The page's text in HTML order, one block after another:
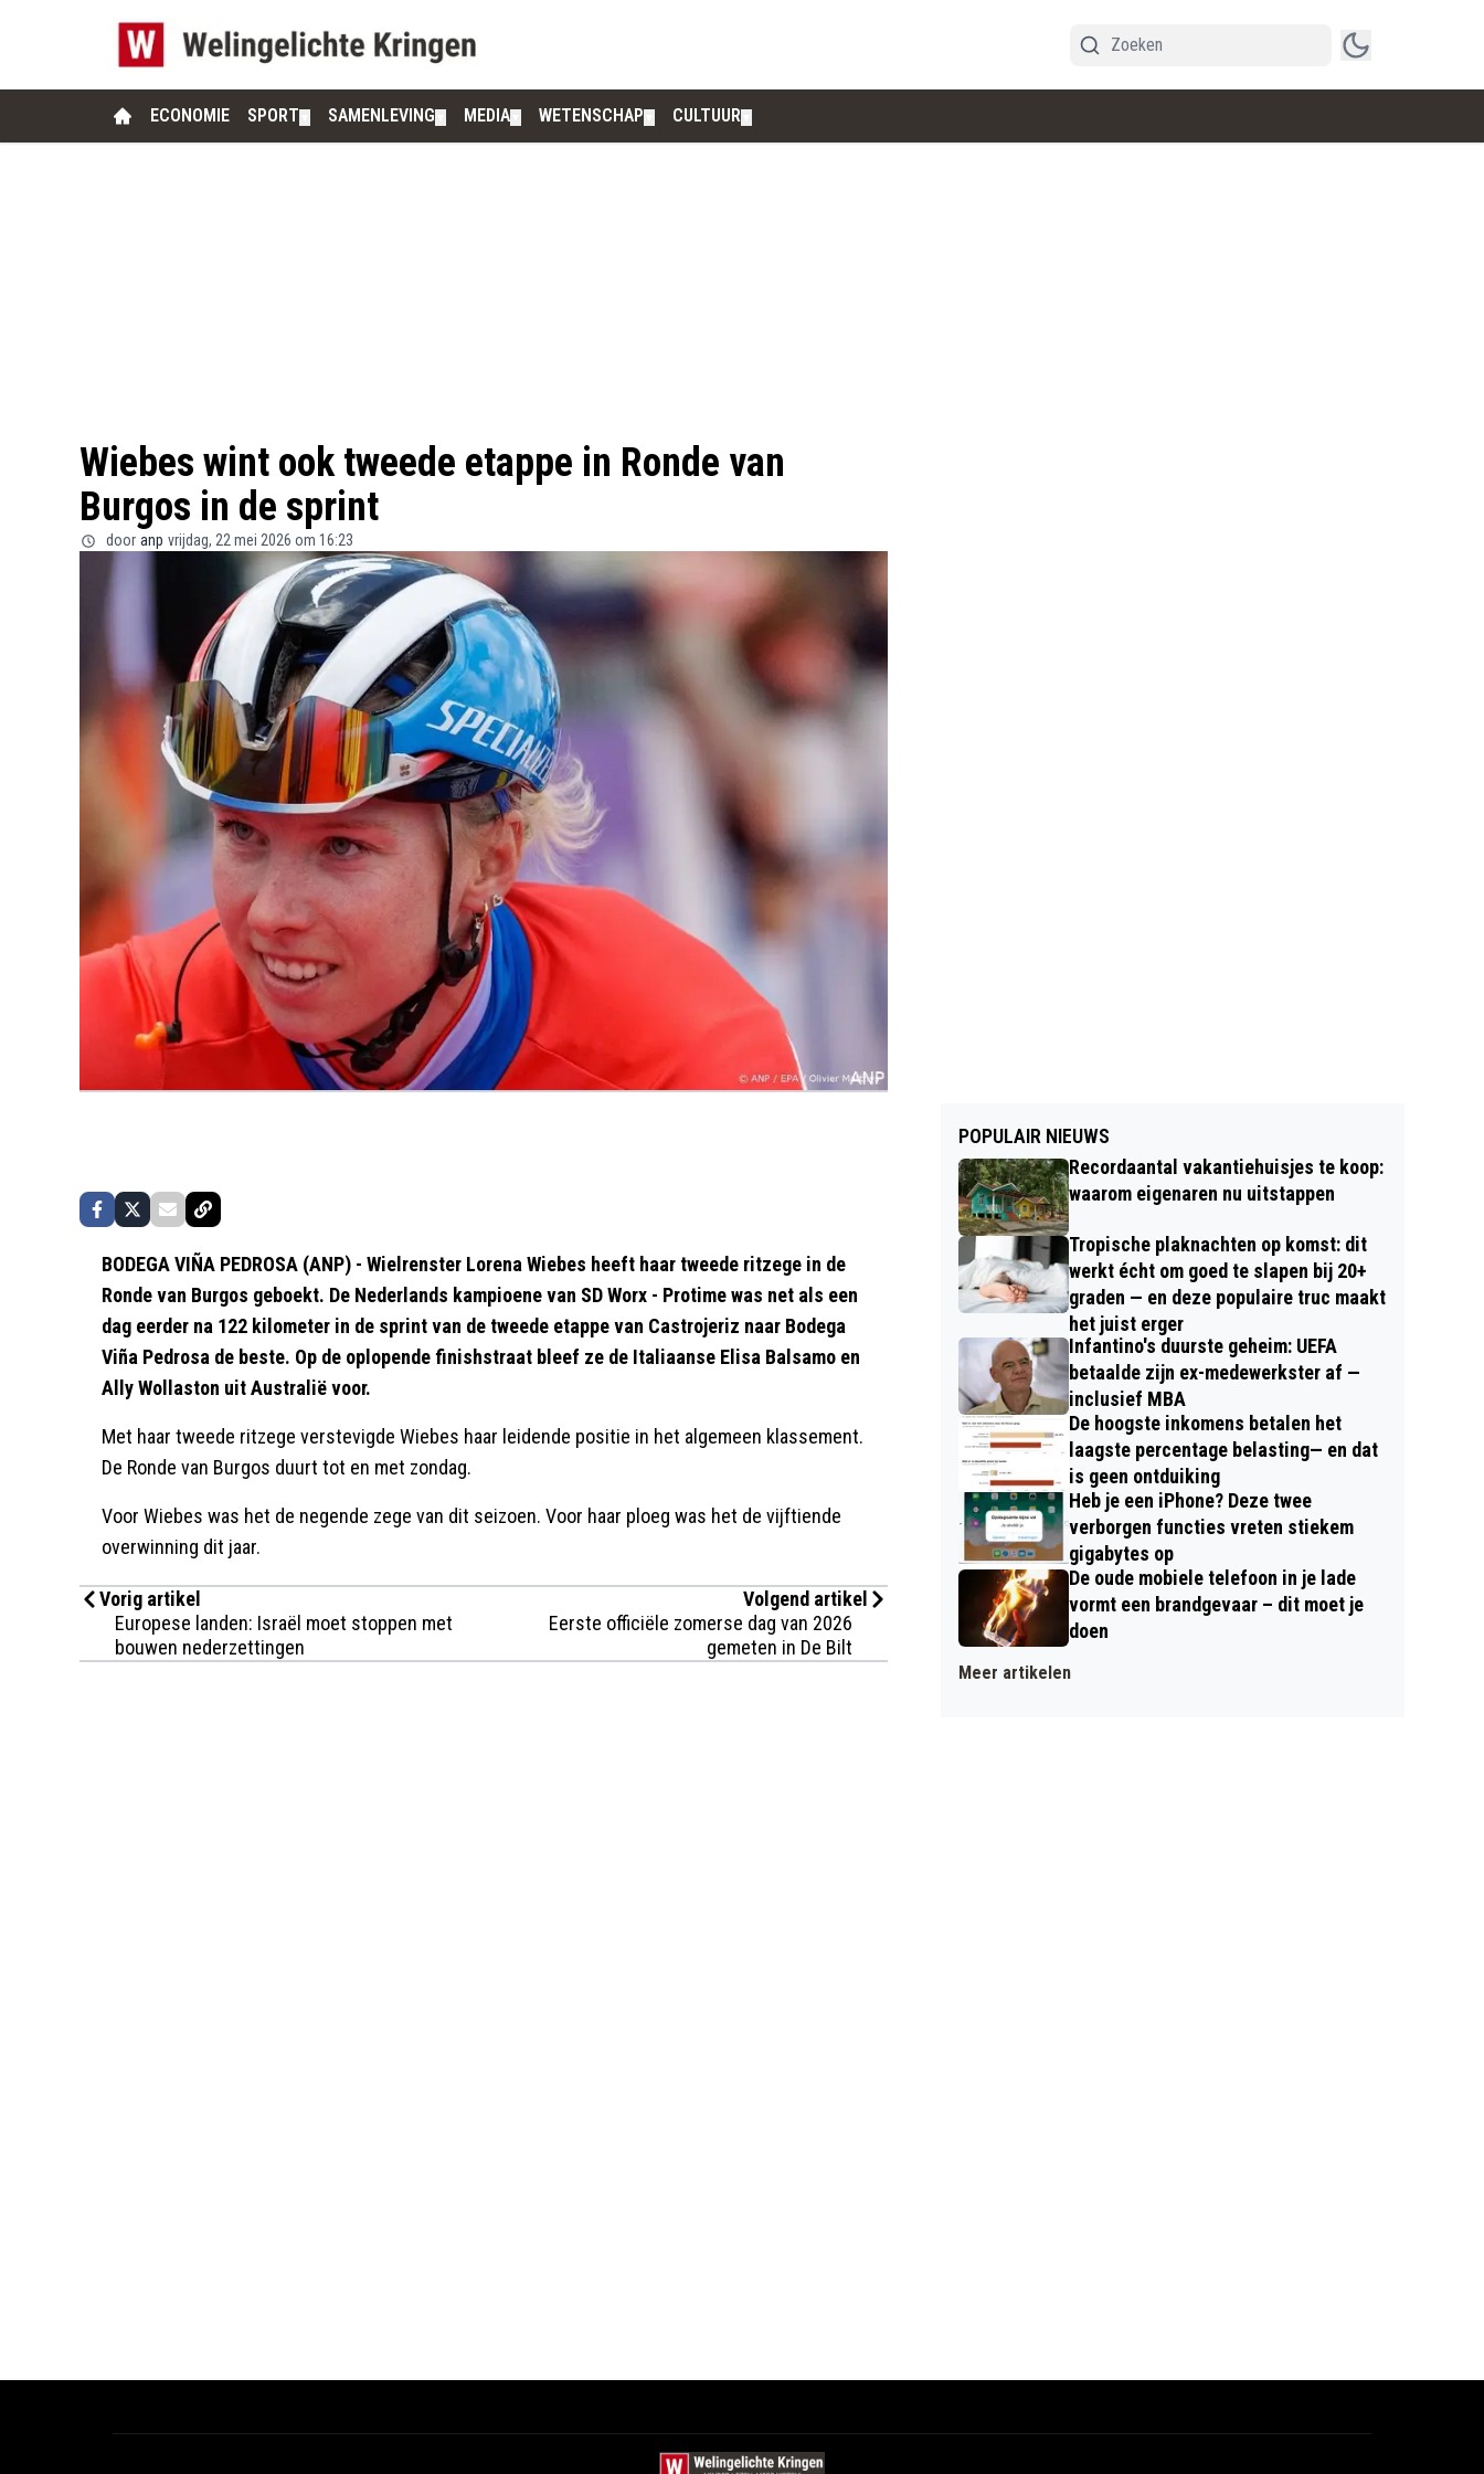
ECONOMIE SPORT SAMENLEVING MEDIA WETENSCHAP CULTUUR
Wiebes wint ook tweede etappe in Ronde van
Burgos in de sprint
door anp vrijdag, 22 mei 2026 om 16:23
BODEGA VIÑA PEDROSA (ANP) - Wielrenster Lorena Wiebes heeft haar tweede ritzege in de
Ronde van Burgos geboekt. De Nederlands kampioene van SD Worx - Protime was net als een
dag eerder na 122 kilometer in de sprint van de tweede etappe van Castrojeriz naar Bodega
Viña Pedrosa de beste. Op de oplopende finishstraat bleef ze de Italiaanse Elisa Balsamo en
Ally Wollaston uit Australië voor.
Met haar tweede ritzege verstevigde Wiebes haar leidende positie in het algemeen klassement.
De Ronde van Burgos duurt tot en met zondag.
Voor Wiebes was het de negende zege van dit seizoen. Voor haar ploeg was het de vijftiende
overwinning dit jaar.
Vorig artikel
Europese landen: Israël moet stoppen met
bouwen nederzettingen
Volgend artikel
Eerste officiële zomerse dag van 2026
gemeten in De Bilt
POPULAIR NIEUWS
Recordaantal vakantiehuisjes te koop:
waarom eigenaren nu uitstappen
Tropische plaknachten op komst: dit
werkt écht om goed te slapen bij 20+
graden — en deze populaire truc maakt
het juist erger
Infantino's duurste geheim: UEFA
betaalde zijn ex-medewerkster af —
inclusief MBA
De hoogste inkomens betalen het
laagste percentage belasting— en dat
is geen ontduiking
Heb je een iPhone? Deze twee
verborgen functies vreten stiekem
gigabytes op
De oude mobiele telefoon in je lade
vormt een brandgevaar – dit moet je
doen
Meer artikelen